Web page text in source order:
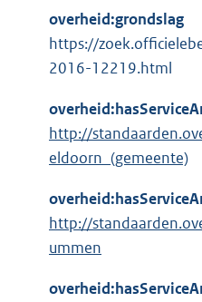
overheid:grondslag
https://
2016-12219.html
http://
eldoorn_(gemeente)
http://
ummen